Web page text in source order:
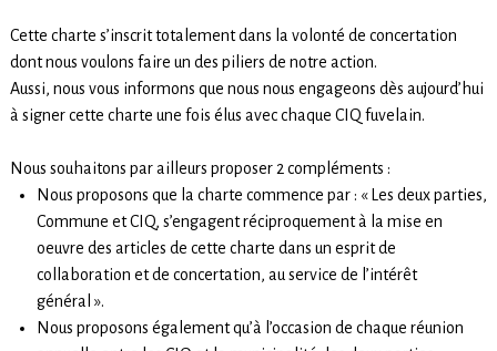
Cette charte s’inscrit totalement dans la volonté de concertation
dont nous voulons faire un des piliers de notre action.
Aussi, nous vous informons que nous nous engageons dès aujourd’hui
à signer cette charte une fois élus avec chaque CIQ fuvelain.
Nous souhaitons par ailleurs proposer 2 compléments :
Nous proposons que la charte commence par : « Les deux parties,
Commune et CIQ, s’engagent réciproquement à la mise en
oeuvre des articles de cette charte dans un esprit de
collaboration et de concertation, au service de l’intérêt
général ».
Nous proposons également qu’à l’occasion de chaque réunion